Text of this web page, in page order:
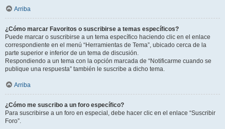
Arriba
¿Cómo marcar Favoritos o suscribirse a temas específicos?
Puede marcar o suscribirse a un tema específico haciendo clic en el enlace
correspondiente en el menú “Herramientas de Tema”, ubicado cerca de la
parte superior e inferior de un tema de discusión.
Respondiendo a un tema con la opción marcada de “Notificarme cuando se
publique una respuesta” también le suscribe a dicho tema.
Arriba
¿Cómo me suscribo a un foro específico?
Para suscribirse a un foro en especial, debe hacer clic en el enlace “Suscribir
Foro”.